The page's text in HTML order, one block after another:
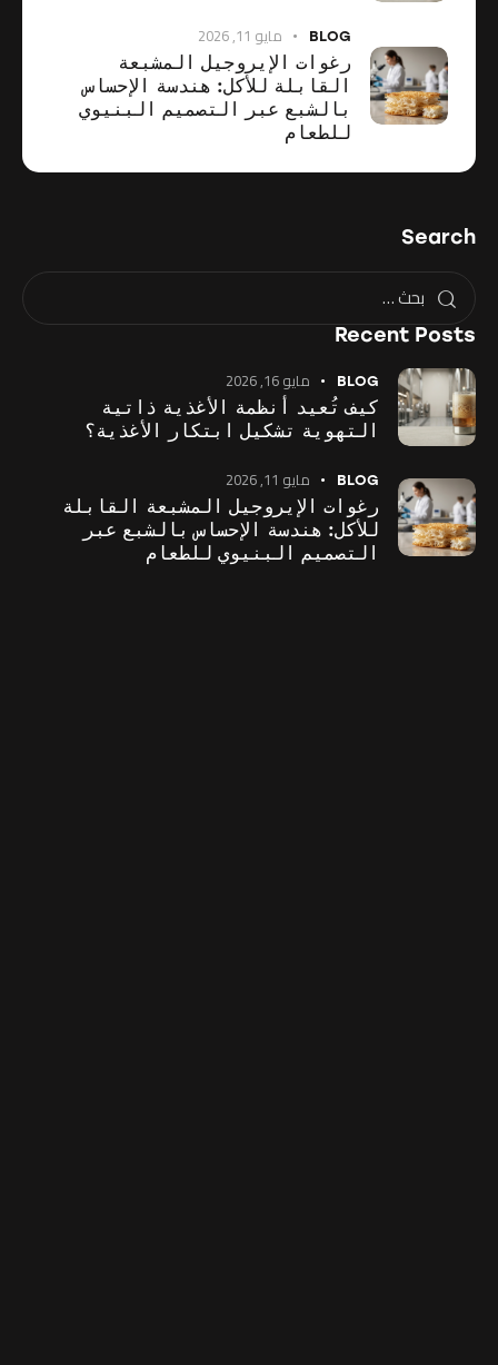
BLOG مايو 11, 2026
رغوات الإيروجيل المشبعة
القابلة للأكل: هندسة الإحساس
بالشبع عبر التصميم البنيوي
للطعام
Search
Recent Posts
BLOG مايو 16, 2026
كيف تُعيد أنظمة الأغذية ذاتية
التهوية تشكيل ابتكار الأغذية؟
BLOG مايو 11, 2026
رغوات الإيروجيل المشبعة القابلة
للأكل: هندسة الإحساس بالشبع عبر
التصميم البنيوي للطعام